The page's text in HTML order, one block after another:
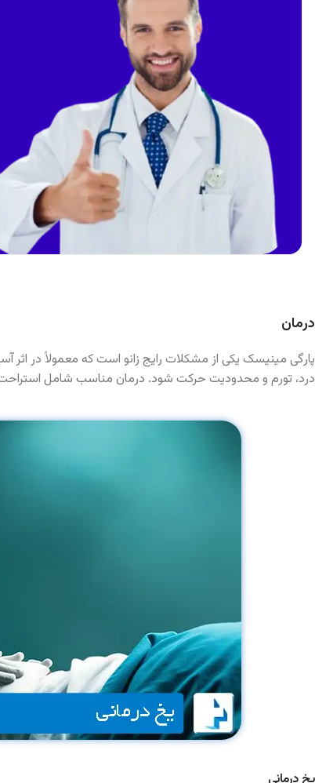
درمان
پارگی مینیسک یکی از مشکلات رایج زانو است که معمولاً در
درد، تورم و محدودیت حرکت شود. درمان مناسب شامل